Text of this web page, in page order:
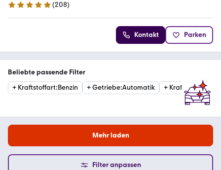
4.9 Sterne
(208)
Kontakt Parken
Beliebte passende Filter
+ Kraftstoffart:Benzin +Getriebe:Automatik + Kraftstoffart
Mehr laden
Filter anpassen